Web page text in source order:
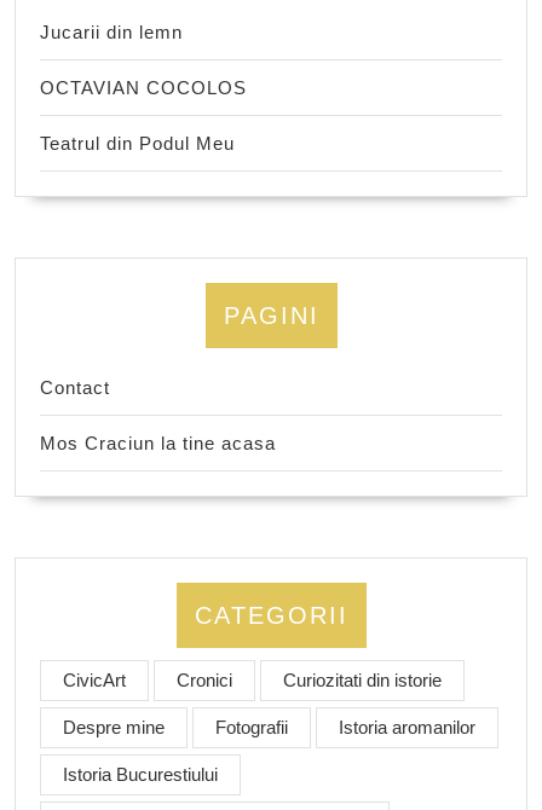
Jucarii din lemn
OCTAVIAN COCOLOS
Teatrul din Podul Meu
PAGINI
Contact
Mos Craciun la tine acasa
CATEGORII
CivicArt Cronici Curiozitati din istorie
Despre mine Fotografii Istoria aromanilor
Istoria Bucurestiului